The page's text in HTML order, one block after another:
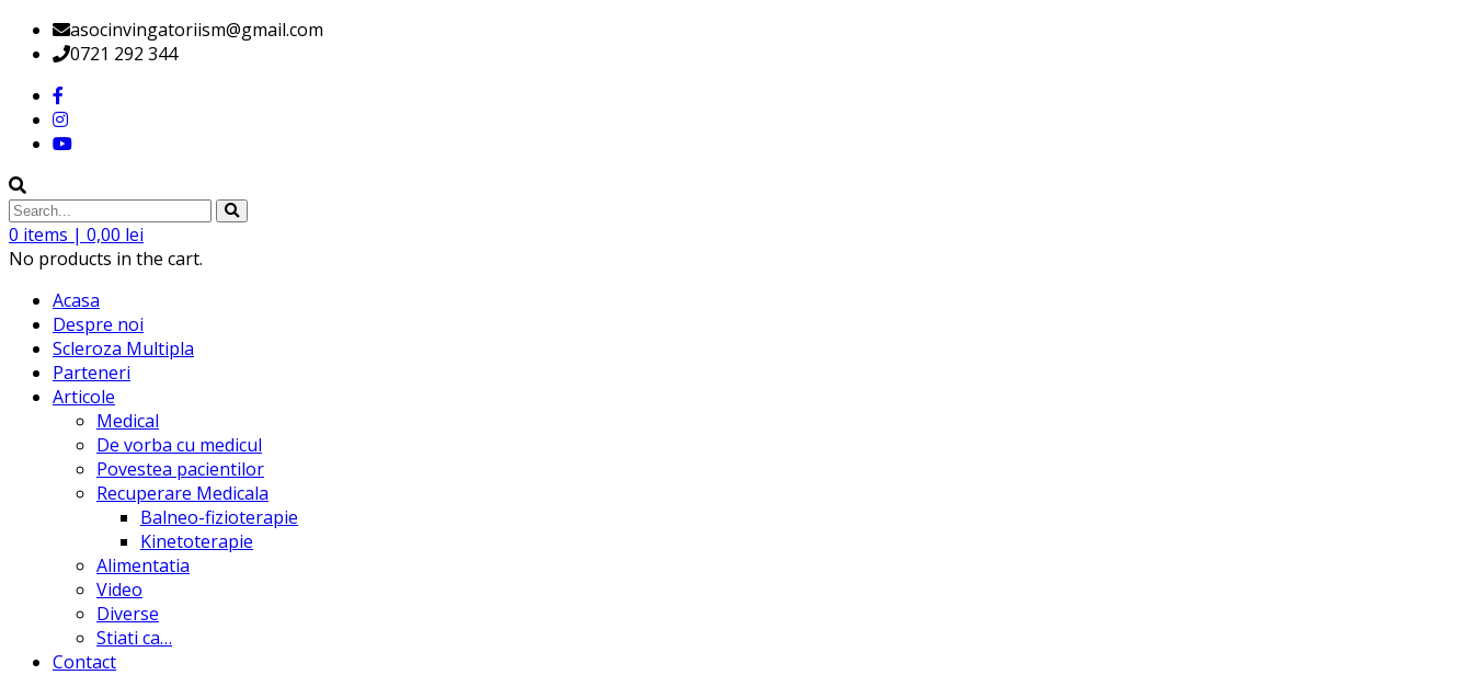
asocinvingatoriism@gmail.com
0721 292 344
0 items | 0,00 lei
No products in the cart.
Acasa
Despre noi
Scleroza Multipla
Parteneri
Articole
Medical
De vorba cu medicul
Povestea pacientilor
Recuperare Medicala
Balneo-fizioterapie
Kinetoterapie
Alimentatia
Video
Diverse
Stiati ca…
Contact